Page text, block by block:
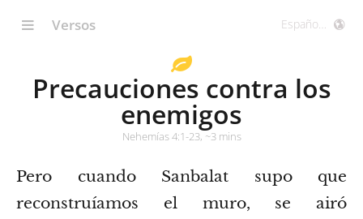
Versos
Precauciones contra los
enemigos
Nehemías 4:1-23, ~3 mins
Pero cuando Sanbalat supo que
reconstruíamos el muro, se airó